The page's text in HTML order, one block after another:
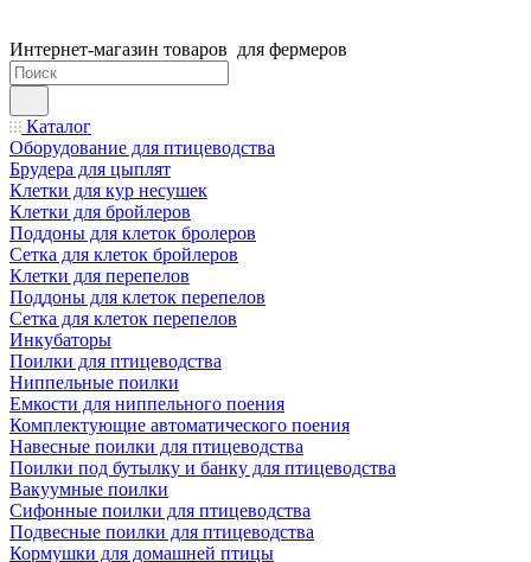
Интернет-магазин товаров для фермеров
Каталог
Оборудование для птицеводства
Брудера для цыплят
Клетки для кур несушек
Клетки для бройлеров
Поддоны для клеток бролеров
Сетка для клеток бройлеров
Клетки для перепелов
Поддоны для клеток перепелов
Сетка для клеток перепелов
Инкубаторы
Поилки для птицеводства
Ниппельные поилки
Емкости для ниппельного поения
Комплектующие автоматического поения
Навесные поилки для птицеводства
Поилки под бутылку и банку для птицеводства
Вакуумные поилки
Сифонные поилки для птицеводства
Подвесные поилки для птицеводства
Кормушки для домашней птицы